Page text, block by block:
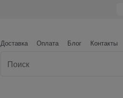
Доставка Оплата Блог Контакты